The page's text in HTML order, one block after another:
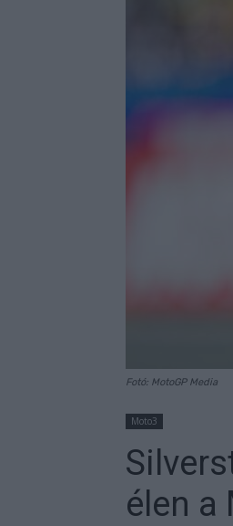
Fotó: MotoGP Media
Moto3
élen a